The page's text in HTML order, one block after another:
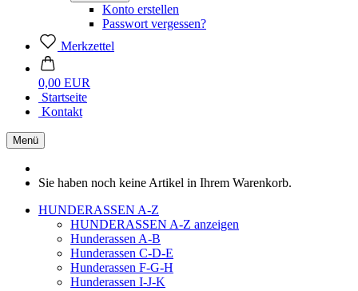
Konto erstellen
Passwort vergessen?
Merkzettel
0,00 EUR
Startseite
Kontakt
Menü
Sie haben noch keine Artikel in Ihrem Warenkorb.
HUNDERASSEN A-Z
HUNDERASSEN A-Z anzeigen
Hunderassen A-B
Hunderassen C-D-E
Hunderassen F-G-H
Hunderassen I-J-K